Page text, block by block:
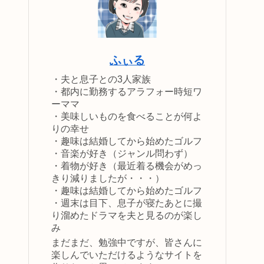
ふぃる
・夫と息子との3人家族
・都内に勤務するアラフォー時短ワ
ーママ
・美味しいものを食べることが何よ
りの幸せ
・趣味は結婚してから始めたゴルフ
・音楽が好き（ジャンル問わず）
・着物が好き（最近着る機会がめっ
きり減りましたが・・・）
・趣味は結婚してから始めたゴルフ
・週末は目下、息子が寝たあとに撮
り溜めたドラマを夫と見るのが楽し
み
まだまだ、勉強中ですが、皆さんに
楽しんでいただけるようなサイトを